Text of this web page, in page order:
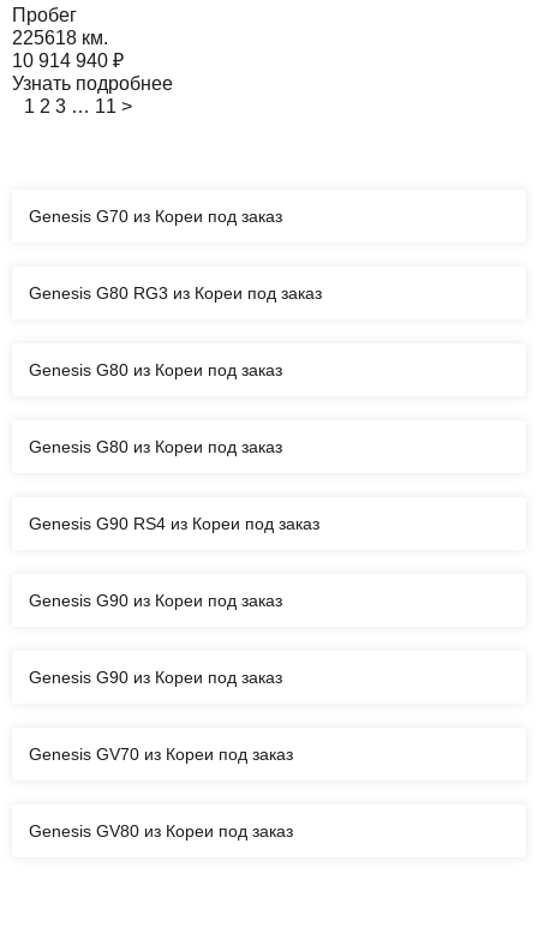
Пробег
225618 км.
10 914 940 ₽
Узнать подробнее
1 2 3 … 11 >
Genesis G70 из Кореи под заказ
Genesis G80 RG3 из Кореи под заказ
Genesis G80 из Кореи под заказ
Genesis G80 из Кореи под заказ
Genesis G90 RS4 из Кореи под заказ
Genesis G90 из Кореи под заказ
Genesis G90 из Кореи под заказ
Genesis GV70 из Кореи под заказ
Genesis GV80 из Кореи под заказ